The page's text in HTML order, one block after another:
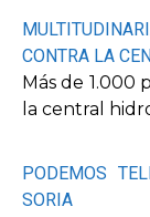
CONTRA LA
Más de 1.000
la central
PODEMOS
SORIA